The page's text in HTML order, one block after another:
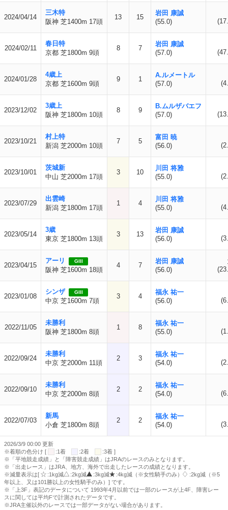
2024/04/14
三木特
阪神 芝1400m 17頭
13 15
岩田 康誠
(55.0)
2024/02/11
春日特
京都 芝1800m 9頭
8 7
岩田 康誠
(57.0)
2024/01/28
4歳上
京都 芝1600m 9頭
9 1
A.ルメートル
(57.0)
2023/12/02
3歳上
阪神 芝1800m 10頭
8 9
B.ムルザバエフ
(57.0)
2023/10/21
村上特
新潟 芝2000m 10頭
7 5
富田 暁
(56.0)
2023/10/01
茨城新
中山 芝2000m 17頭
3 10
川田 将雅
(55.0)
2023/07/29
出雲崎
新潟 芝1800m 17頭
1 4
川田 将雅
(55.0)
2023/05/14
3歳
東京 芝1800m 13頭
3 13
岩田 康誠
(56.0)
2023/04/15
アーリ GIII
阪神 芝1600m 18頭
4 7
岩田 康誠
(56.0)
2023/01/08
シンザ GIII
中京 芝1600m 7頭
3 4
福永 祐一
(56.0)
2022/11/05
未勝利
阪神 芝1800m 8頭
1 8
福永 祐一
(55.0)
2022/09/24
未勝利
中京 芝2000m 11頭
2 3
福永 祐一
(54.0)
2022/09/10
未勝利
中京 芝2000m 8頭
2 2
福永 祐一
(54.0)
2022/07/03
新馬
小倉 芝1800m 8頭
2 2
福永 祐一
(54.0)
2026/3/9 00:00 更新
※着順の色分け [
:1着 :2着
:3着 ]
※「平地競走成績」と「障害競走成績」はJRAのレースのみとなります。
※「出走レース」はJRA、地方、海外で出走したレースの成績となります。
※減量表示は[
:1kg減 :2kg減 :3kg減 :4kg減（※女性騎手のみ）
:2kg減（※5
年以上、又は101勝以上の女性騎手のみ）] です。
※「上3F」表記のデータについて 1993年4月以前では一部のレースが上4F、障害レー
スに関しては平均Fで計測されたデータです。
※JRA主催以外のレースでは一部データがない場合があります。